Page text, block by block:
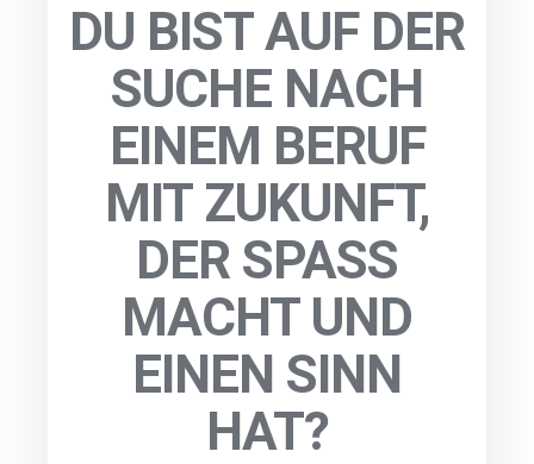
DU BIST AUF DER
SUCHE NACH
EINEM BERUF
MIT ZUKUNFT,
DER SPASS M
ACHT UND E
INEN SINN H
AT?